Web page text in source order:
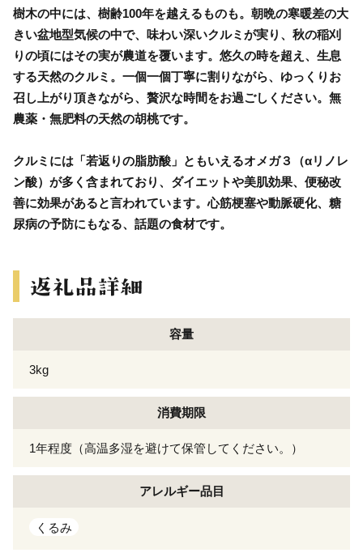
樹木の中には、樹齢100年を越えるものも。朝晩の寒暖差の大
きい盆地型気候の中で、味わい深いクルミが実り、秋の稲刈
りの頃にはその実が農道を覆います。悠久の時を超え、生息
する天然のクルミ。一個一個丁寧に割りながら、ゆっくりお
召し上がり頂きながら、贅沢な時間をお過ごしください。無
農薬・無肥料の天然の胡桃です。
クルミには「若返りの脂肪酸」ともいえるオメガ３（αリノレ
ン酸）が多く含まれており、ダイエットや美肌効果、便秘改
善に効果があると言われています。心筋梗塞や動脈硬化、糖
尿病の予防にもなる、話題の食材です。
容量
3kg
消費期限
1年程度（高温多湿を避けて保管してください。）
アレルギー品目
くるみ